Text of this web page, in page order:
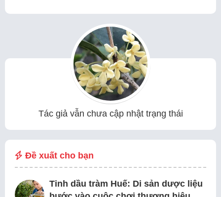
Tác giả vẫn chưa cập nhật trạng thái
Đề xuất cho bạn
Tinh dầu tràm Huế: Di sản dược liệu